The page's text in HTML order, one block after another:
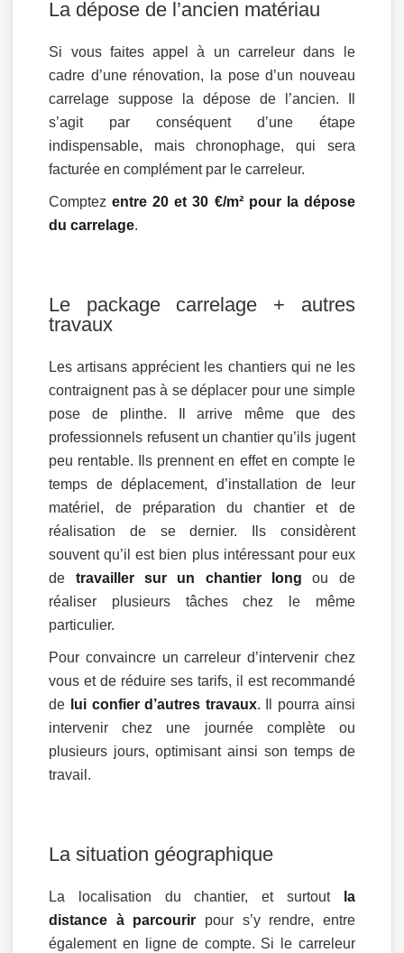
La dépose de l’ancien matériau
Si vous faites appel à un carreleur dans le
cadre d’une rénovation, la pose d’un nouveau
carrelage suppose la dépose de l’ancien. Il
s’agit par conséquent d’une étape
indispensable, mais chronophage, qui sera
facturée en complément par le carreleur.
Comptezentre 20 et 30 €/m² pour la dépose
du carrelage.
Le package carrelage + autres
travaux
Les artisans apprécient les chantiers qui ne les
contraignent pas à se déplacer pour une simple
pose de plinthe. Il arrive même que des
professionnels refusent un chantier qu’ils jugent
peu rentable. Ils prennent en effet en compte le
temps de déplacement, d’installation de leur
matériel, de préparation du chantier et de
réalisation de se dernier. Ils considèrent
souvent qu’il est bien plus intéressant pour eux
de travailler sur un chantier long ou de
réaliser plusieurs tâches chez le même
particulier.
Pour convaincre un carreleur d’intervenir chez
vous et de réduire ses tarifs, il est recommandé
de
lui confier d’autres travaux. Il pourra ainsi
intervenir chez une journée complète ou
plusieurs jours, optimisant ainsi son temps de
travail.
La situation géographique
La localisation du chantier, et surtout
la
distance à parcourir pour s’y rendre, entre
également en ligne de compte. Si le carreleur